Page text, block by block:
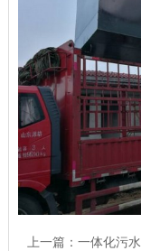
上一篇： 一体化污